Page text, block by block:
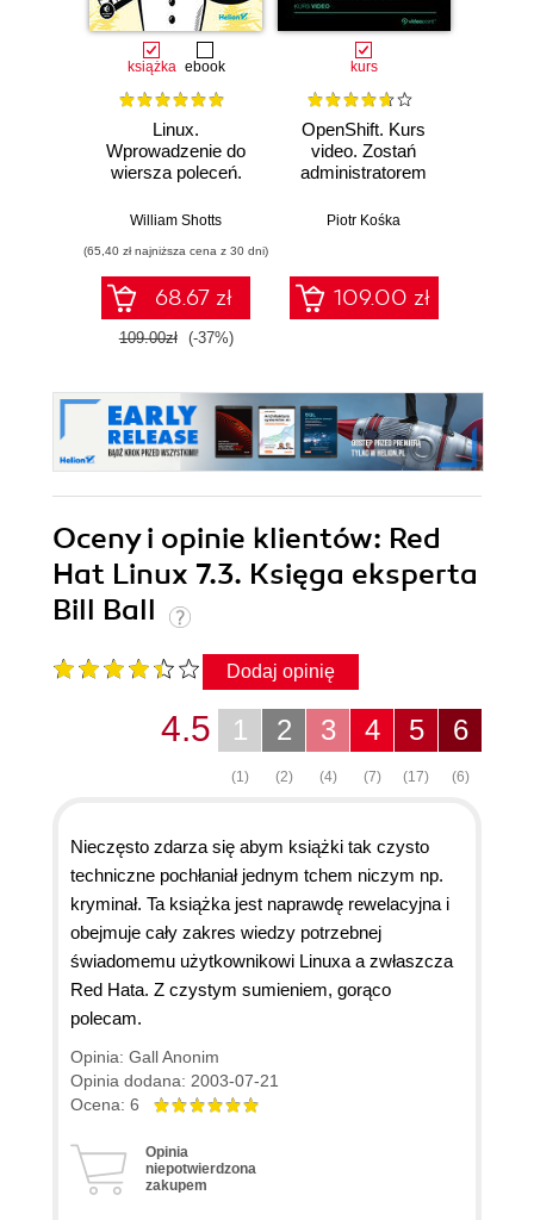
książka ebook
Linux.
Wprowadzenie do
wiersza poleceń.
William Shotts
(65,40 zł najniższa cena z 30 dni)
68.67 zł
109.00zł (-37%)
kurs
OpenShift. Kurs
video. Zostań
administratorem
Piotr Kośka
109.00 zł
Oceny i opinie klientów: Red
Hat Linux 7.3. Księga eksperta
Bill Ball
Dodaj opinię
6
(6)
5
(17)
4
(7)
3
(4)
2
(2)
1
(1)
4.5
Nieczęsto zdarza się abym książki tak czysto
techniczne pochłaniał jednym tchem niczym np.
kryminał. Ta książka jest naprawdę rewelacyjna i
obejmuje cały zakres wiedzy potrzebnej
świadomemu użytkownikowi Linuxa a zwłaszcza
Red Hata. Z czystym sumieniem, gorąco
polecam.
Opinia: Gall Anonim
Opinia dodana: 2003-07-21
Ocena: 6
Opinia
niepotwierdzona
zakupem